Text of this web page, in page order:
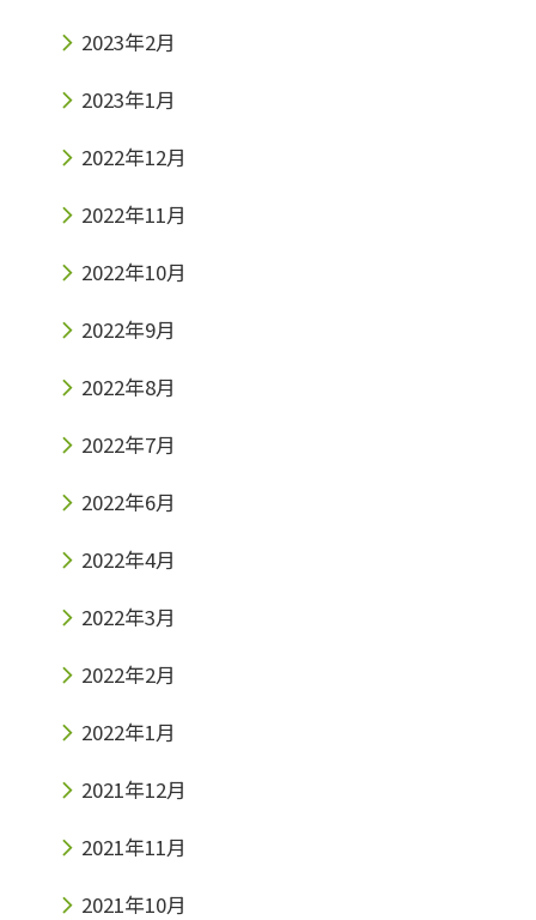
2023年2月
2023年1月
2022年12月
2022年11月
2022年10月
2022年9月
2022年8月
2022年7月
2022年6月
2022年4月
2022年3月
2022年2月
2022年1月
2021年12月
2021年11月
2021年10月